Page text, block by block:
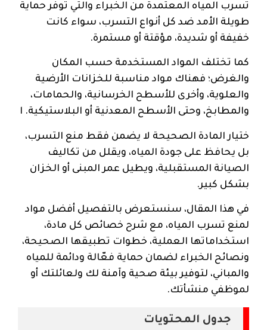
تسرب المياه المعتمدة من الخبراء والتي توفر حماية
طويلة الأمد ضد كل أنواع التسرب، سواء كانت
خفيفة أو شديدة، مؤقتة أو مستمرة.
كما تختلف المواد المستخدمة حسب المكان
والغرض؛ فهناك مواد مناسبة للخزانات الأرضية
والعلوية، وأخرى للأسطح الخرسانية، والحمامات،
والمطابخ، وحتى الأسطح المعدنية أو البلاستيكية. ا
ختيار المادة الصحيحة لا يضمن فقط منع التسرب،
بل يحافظ على جودة المياه، ويقلل من تكاليف
الصيانة المستقبلية، ويطيل عمر المبنى أو الخزان
بشكل كبير.
في هذا المقال، سنستعرض بالتفصيل أفضل مواد
لمنع تسرب المياه، مع شرح خصائص كل مادة،
استخداماتها العملية، خطوات تطبيقها الصحيحة،
ونصائح الخبراء لضمان حماية فعّالة ودائمة للمياه
والمباني، لتوفير بيئة صحية وآمنة لك ولعائلتك أو
لموظفي منشأتك.
جدول المحتويات